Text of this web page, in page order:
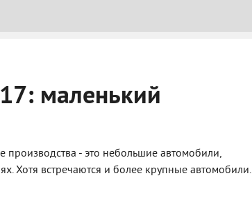
маленький
- это небольшие автомобили,
Хотя встречаются и более крупные автомобили.